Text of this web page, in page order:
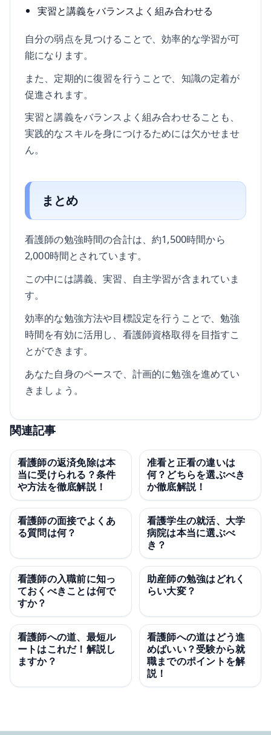
実習と講義をバランスよく組み合わせる
自分の弱点を見つけることで、効率的な学習が可
能になります。
また、定期的に復習を行うことで、知識の定着が
促進されます。
実習と講義をバランスよく組み合わせることも、
実践的なスキルを身につけるためには欠かせませ
ん。
まとめ
看護師の勉強時間の合計は、約1,500時間から
2,000時間とされています。
この中には講義、実習、自主学習が含まれていま
す。
効率的な勉強方法や目標設定を行うことで、勉強
時間を有効に活用し、看護師資格取得を目指すこ
とができます。
あなた自身のペースで、計画的に勉強を進めてい
きましょう。
関連記事
看護師の返済免除は本
当に受けられる？条件
や方法を徹底解説！
准看と正看の違いは
何？どちらを選ぶべき
か徹底解説！
看護師の面接でよくあ
る質問は何？
看護学生の就活、大学
病院は本当に選ぶべ
き？
看護師の入職前に知っ
ておくべきことは何で
すか？
助産師の勉強はどれく
らい大変？
看護師への道、最短ル
ートはこれだ！解説し
ますか？
看護師への道はどう進
めばいい？受験から就
職までのポイントを解
説！